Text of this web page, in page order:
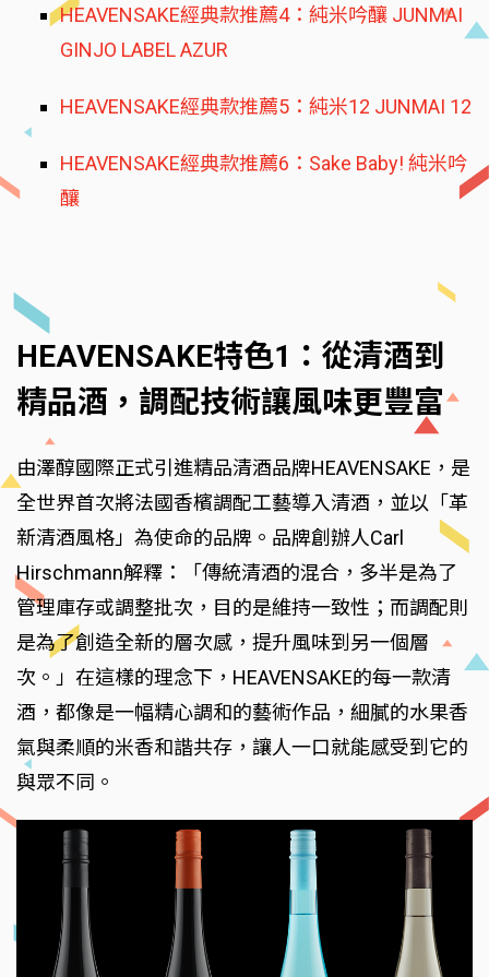
HEAVENSAKE經典款推薦4：純米吟釀 JUNMAI
GINJO LABEL AZUR
HEAVENSAKE經典款推薦5：純米12 JUNMAI 12
HEAVENSAKE經典款推薦6：Sake Baby! 純米吟
釀
HEAVENSAKE特色1：從清酒到
精品酒，調配技術讓風味更豐富
由澤醇國際正式引進精品清酒品牌HEAVENSAKE，是
全世界首次將法國香檳調配工藝導入清酒，並以「革
新清酒風格」為使命的品牌。品牌創辦人Carl
Hirschmann解釋：「傳統清酒的混合，多半是為了
管理庫存或調整批次，目的是維持一致性；而調配則
是為了創造全新的層次感，提升風味到另一個層
次。」在這樣的理念下，HEAVENSAKE的每一款清
酒，都像是一幅精心調和的藝術作品，細膩的水果香
氣與柔順的米香和諧共存，讓人一口就能感受到它的
與眾不同。